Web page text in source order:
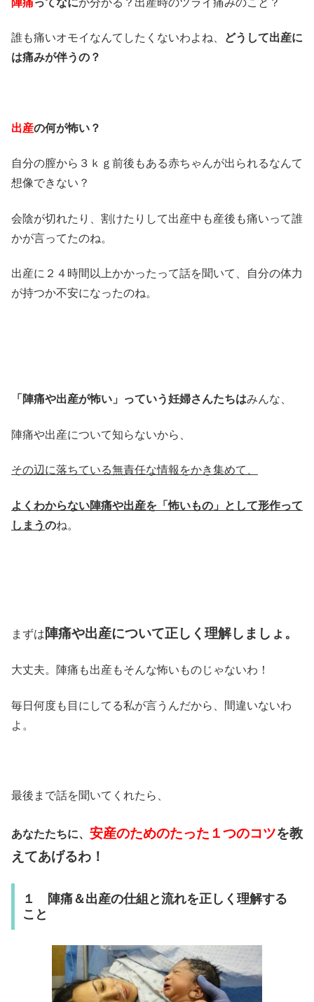
陣痛ってなにか分かる？出産時のツライ痛みのこと？
誰も痛いオモイなんてしたくないわよね、
どうして出産に
は痛みが伴うの？
出産の何が怖い？
自分の膣から３ｋｇ前後もある赤ちゃんが出られるなんて
想像できない？
会陰が切れたり、割けたりして出産中も産後も痛いって誰
かが言ってたのね。
出産に２４時間以上かかったって話を聞いて、自分の体力
が持つか不安になったのね。
「陣痛や出産が怖い」っていう妊婦さんたちはみんな、
陣痛や出産について知らないから、
その辺に落ちている無責任な情報をかき集めて、
よくわからない陣痛や出産を「怖いもの」として形作って
しまうのね。
まずは 陣痛や出産について正しく理解しましょ。
大丈夫。陣痛も出産もそんな怖いものじゃないわ！
毎日何度も目にしてる私が言うんだから、間違いないわ
よ。
最後まで話を聞いてくれたら、
あなたたちに、 安産のためのたった１つのコツを教
えてあげるわ！
１ 陣痛＆出産の仕組と流れを正しく理解する
こと